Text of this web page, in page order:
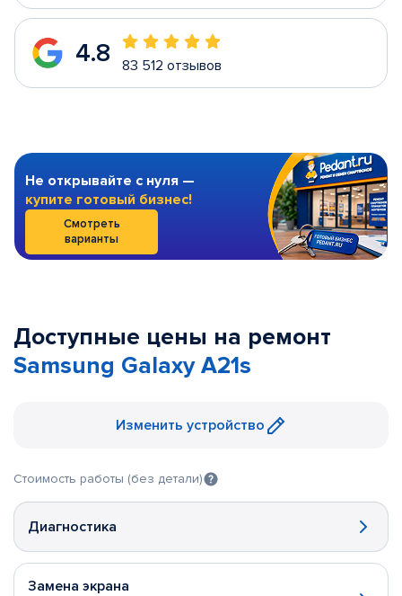
4.8 83 512 отзывов
Не открывайте с нуля —
купите готовый бизнес!
Смотреть
варианты
Доступные цены на ремонт
Samsung Galaxy A21s
Изменить устройство
Стоимость работы (без детали)
Диагностика
Замена экрана